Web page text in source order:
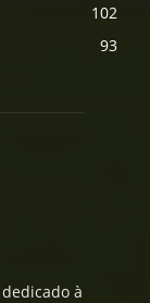
102
93
à